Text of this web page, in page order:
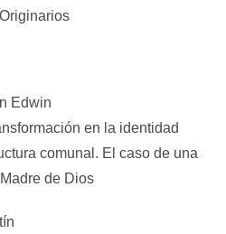
Edwin
en la identidad
comunal. El caso de una
de Dios